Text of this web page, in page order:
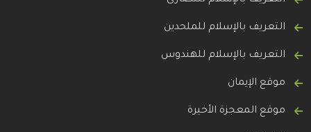
التعريف بالإسلام للملحدين
التعريف بالإسلام للهندوس
موقع الإيمان
موقع المعجزة الأخيرة